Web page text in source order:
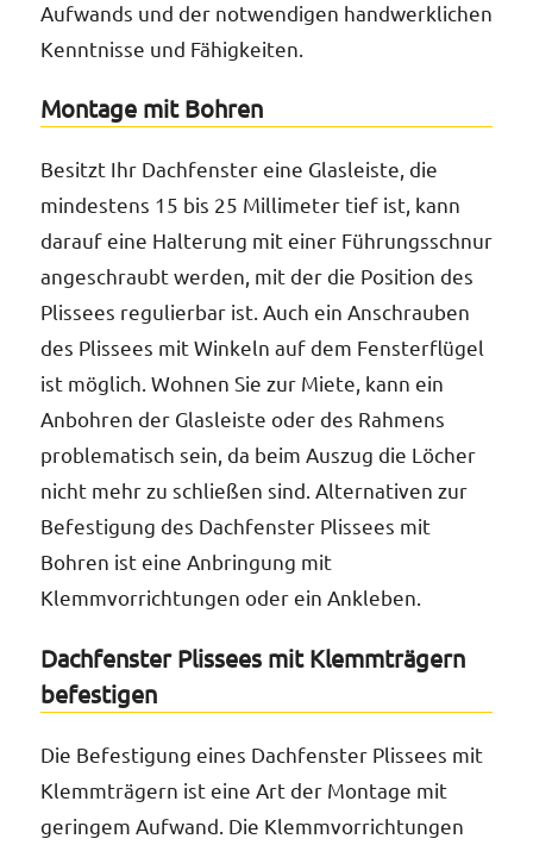
Aufwands und der notwendigen handwerklichen
Kenntnisse und Fähigkeiten.
Montage mit Bohren
Besitzt Ihr Dachfenster eine Glasleiste, die
mindestens 15 bis 25 Millimeter tief ist, kann
darauf eine Halterung mit einer Führungsschnur
angeschraubt werden, mit der die Position des
Plissees regulierbar ist. Auch ein Anschrauben
des Plissees mit Winkeln auf dem Fensterflügel
ist möglich. Wohnen Sie zur Miete, kann ein
Anbohren der Glasleiste oder des Rahmens
problematisch sein, da beim Auszug die Löcher
nicht mehr zu schließen sind. Alternativen zur
Befestigung des Dachfenster Plissees mit
Bohren ist eine Anbringung mit
Klemmvorrichtungen oder ein Ankleben.
Dachfenster Plissees mit Klemmträgern
befestigen
Die Befestigung eines Dachfenster Plissees mit
Klemmträgern ist eine Art der Montage mit
geringem Aufwand. Die Klemmvorrichtungen